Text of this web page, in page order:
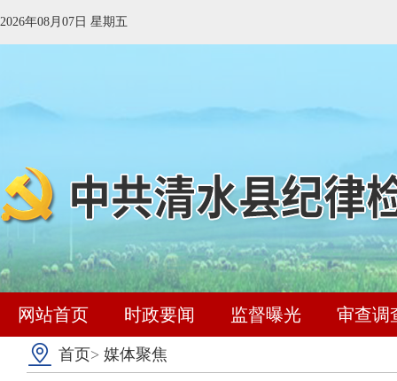
2026年08月07日 星期五
网站首页 时政要闻 监督曝光 审查调
首页> 媒体聚焦